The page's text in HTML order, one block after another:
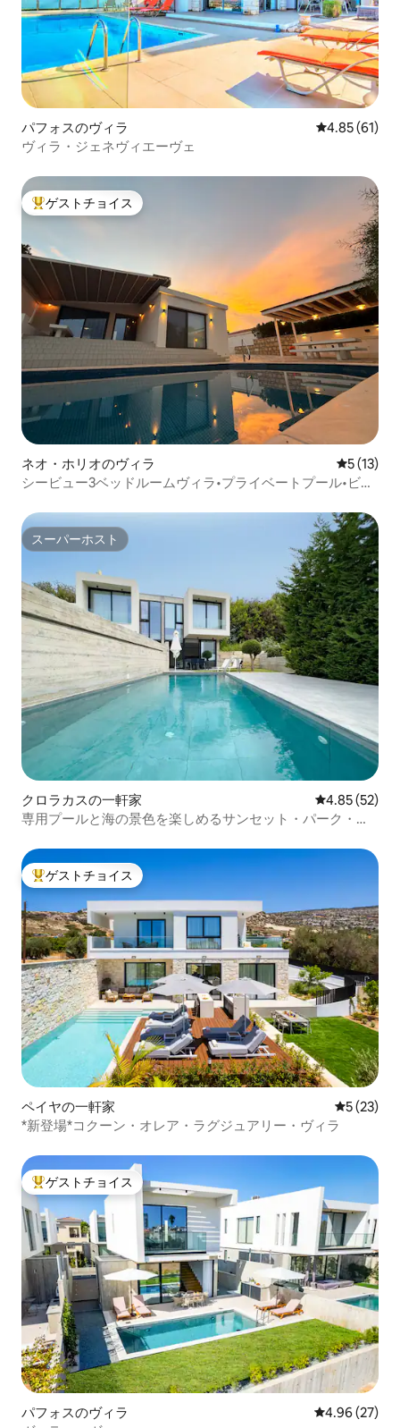
パフォスのヴィラ レビュー61
4.85 (61)
ヴィラ・ジェネヴィエーヴェ
大好評のゲストチョイスです。
ゲストチョイス
ネオ・ホリオのヴィラ レビュー
5 (13)
シービュー3ベッドルームヴィラ•プライベートプール•ビー
スーパーホスト
スーパーホスト
クロラカスの一軒家 レビュー52
4.85 (52)
専用プールと海の景色を楽しめるサンセット・パーク・ヴ
大好評のゲストチョイスです。
ゲストチョイス
ペイヤの一軒家 レビュー
5 (23)
*新登場*コクーン・オレア・ラグジュアリー・ヴィラ
大好評のゲストチョイスです。
ゲストチョイス
パフォスのヴィラ レビュー27
4.96 (27)